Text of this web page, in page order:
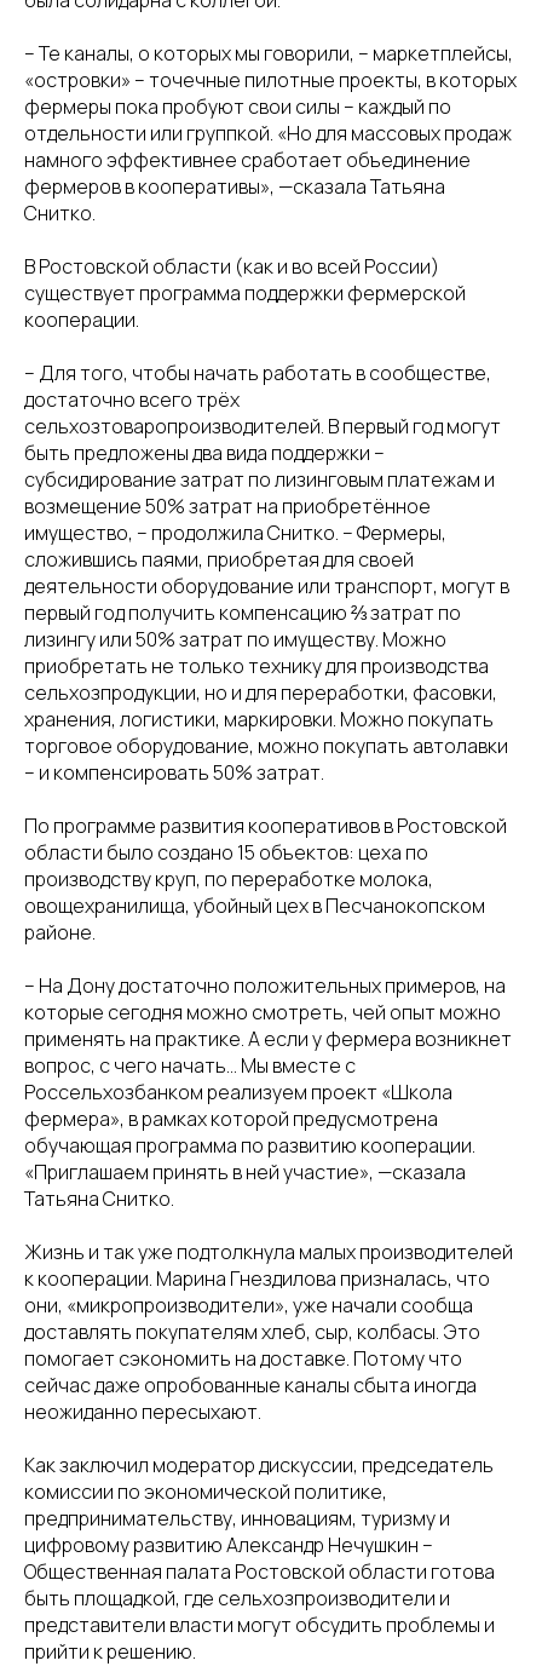
– Те каналы, о которых мы говорили, – маркетплейсы,
«островки» – точечные пилотные проекты, в которых
фермеры пока пробуют свои силы – каждый по
отдельности или группкой. «Но для массовых продаж
намного эффективнее сработает объединение
фермеров в кооперативы», —сказала Татьяна
Снитко.
В Ростовской области (как и во всей России)
существует программа поддержки фермерской
кооперации.
– Для того, чтобы начать работать в сообществе,
достаточно всего трёх
сельхозтоваропроизводителей. В первый год могут
быть предложены два вида поддержки –
субсидирование затрат по лизинговым платежам и
возмещение 50% затрат на приобретённое
имущество, – продолжила Снитко. – Фермеры,
сложившись паями, приобретая для своей
деятельности оборудование или транспорт, могут в
первый год получить компенсацию ⅔ затрат по
лизингу или 50% затрат по имуществу. Можно
приобретать не только технику для производства
сельхозпродукции, но и для переработки, фасовки,
хранения, логистики, маркировки. Можно покупать
торговое оборудование, можно покупать автолавки
– и компенсировать 50% затрат.
По программе развития кооперативов в Ростовской
области было создано 15 объектов: цеха по
производству круп, по переработке молока,
овощехранилища, убойный цех в Песчанокопском
районе.
– На Дону достаточно положительных примеров, на
которые сегодня можно смотреть, чей опыт можно
применять на практике. А если у фермера возникнет
вопрос, с чего начать… Мы вместе с
Россельхозбанком реализуем проект «Школа
фермера», в рамках которой предусмотрена
обучающая программа по развитию кооперации.
«Приглашаем принять в ней участие», —сказала
Татьяна Снитко.
Жизнь и так уже подтолкнула малых производителей
к кооперации. Марина Гнездилова призналась, что
они, «микропроизводители», уже начали сообща
доставлять покупателям хлеб, сыр, колбасы. Это
помогает сэкономить на доставке. Потому что
сейчас даже опробованные каналы сбыта иногда
неожиданно пересыхают.
Как заключил модератор дискуссии, председатель
комиссии по экономической политике,
предпринимательству, инновациям, туризму и
цифровому развитию Александр Нечушкин –
Общественная палата Ростовской области готова
быть площадкой, где сельхозпроизводители и
представители власти могут обсудить проблемы и
прийти к решению.